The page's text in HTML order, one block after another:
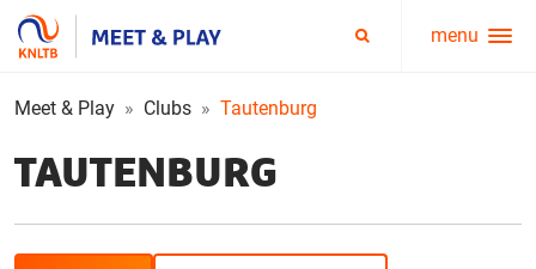
Service
menu
menu
Meet & Play Clubs Tautenburg
TAUTENBURG